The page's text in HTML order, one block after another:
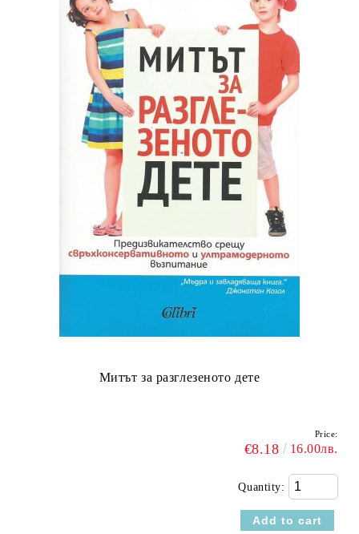
Митът за разглезеното дете
Price:
€8.18 16.00лв.
Quantity: